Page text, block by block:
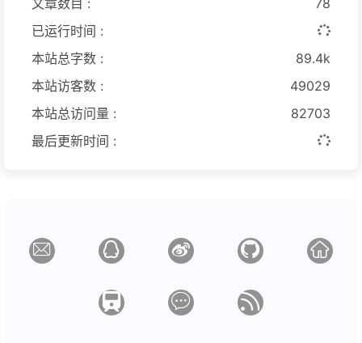
已运行时间 :
本站总字数 :
89.4k
本站访客数 :
49029
本站总访问量 :
82703
最后更新时间 :